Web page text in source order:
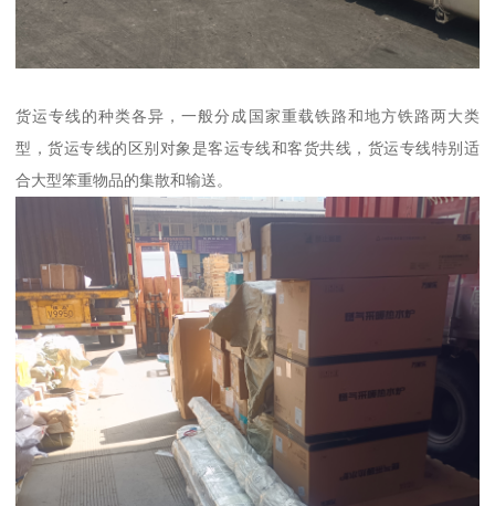
货运专线的种类各异，一般分成国家重载铁路和地方铁路两大类
型，货运专线的区别对象是客运专线和客货共线，货运专线特别适
合大型笨重物品的集散和输送。